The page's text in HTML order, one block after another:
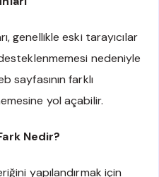
genellikle eski tarayıcılar
nedeniyle
sayfasının farklı
yol açabilir.
Nedir?
yapılandırmak için